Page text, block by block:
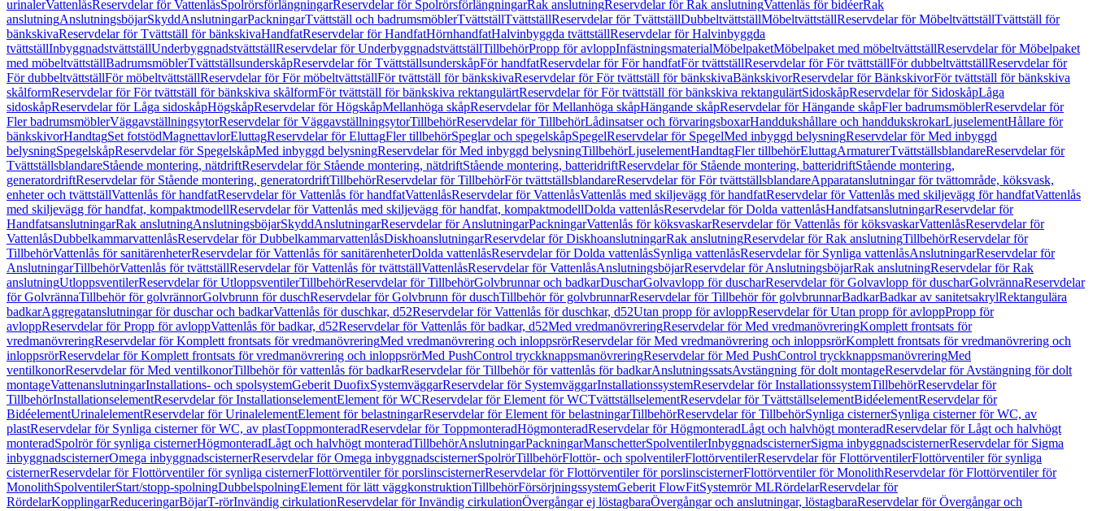
urinalerVattenlåsReservdelar för VattenlåsSpolrörsförlängningarReservdelar för SpolrörsförlängningarRak anslutningReservdelar för Rak anslutningVattenlås för bidéerRak
anslutningAnslutningsböjarSkyddAnslutningarPackningarTvättställ och badrumsmöblerTvättställTvättställReservdelar för TvättställDubbeltvättställMöbeltvättställReservdelar för MöbeltvättställTvättställ för
bänkskivaReservdelar för Tvättställ för bänkskivaHandfatReservdelar för HandfatHörnhandfatHalvinbyggda tvättställReservdelar för Halvinbyggda
tvättställInbyggnadstvättställUnderbyggnadstvättställReservdelar för UnderbyggnadstvättställTillbehörPropp för avloppInfästningsmaterialMöbelpaketMöbelpaket med möbeltvättställReservdelar för Möbelpaket
med möbeltvättställBadrumsmöblerTvättställsunderskåpReservdelar för TvättställsunderskåpFör handfatReservdelar för För handfatFör tvättställReservdelar för För tvättställFör dubbeltvättställReservdelar för
För dubbeltvättställFör möbeltvättställReservdelar för För möbeltvättställFör tvättställ för bänkskivaReservdelar för För tvättställ för bänkskivaBänkskivorReservdelar för BänkskivorFör tvättställ för bänkskiva
skålformReservdelar för För tvättställ för bänkskiva skålformFör tvättställ för bänkskiva rektangulärtReservdelar för För tvättställ för bänkskiva rektangulärtSidoskåpReservdelar för SidoskåpLåga
sidoskåpReservdelar för Låga sidoskåpHögskåpReservdelar för HögskåpMellanhöga skåpReservdelar för Mellanhöga skåpHängande skåpReservdelar för Hängande skåpFler badrumsmöblerReservdelar för
Fler badrumsmöblerVäggavställningsytorReservdelar för VäggavställningsytorTillbehörReservdelar för TillbehörLådinsatser och förvaringsboxarHanddukshållare och handdukskrokarLjuselementHållare för
bänkskivorHandtagSet fotstödMagnettavlorEluttagReservdelar för EluttagFler tillbehörSpeglar och spegelskåpSpegelReservdelar för SpegelMed inbyggd belysningReservdelar för Med inbyggd
belysningSpegelskåpReservdelar för SpegelskåpMed inbyggd belysningReservdelar för Med inbyggd belysningTillbehörLjuselementHandtagFler tillbehörEluttagArmaturerTvättställsblandareReservdelar för
TvättställsblandareStående montering, nätdriftReservdelar för Stående montering, nätdriftStående montering, batteridriftReservdelar för Stående montering, batteridriftStående montering,
generatordriftReservdelar för Stående montering, generatordriftTillbehörReservdelar för TillbehörFör tvättställsblandareReservdelar för För tvättställsblandareApparatanslutningar för tvättområde, köksvask,
enheter och tvättställVattenlås för handfatReservdelar för Vattenlås för handfatVattenlåsReservdelar för VattenlåsVattenlås med skiljevägg för handfatReservdelar för Vattenlås med skiljevägg för handfatVattenlås
med skiljevägg för handfat, kompaktmodellReservdelar för Vattenlås med skiljevägg för handfat, kompaktmodellDolda vattenlåsReservdelar för Dolda vattenlåsHandfatsanslutningarReservdelar för
HandfatsanslutningarRak anslutningAnslutningsböjarSkyddAnslutningarReservdelar för AnslutningarPackningarVattenlås för köksvaskarReservdelar för Vattenlås för köksvaskarVattenlåsReservdelar för
VattenlåsDubbelkammarvattenlåsReservdelar för DubbelkammarvattenlåsDiskhoanslutningarReservdelar för DiskhoanslutningarRak anslutningReservdelar för Rak anslutningTillbehörReservdelar för
TillbehörVattenlås för sanitärenheterReservdelar för Vattenlås för sanitärenheterDolda vattenlåsReservdelar för Dolda vattenlåsSynliga vattenlåsReservdelar för Synliga vattenlåsAnslutningarReservdelar för
AnslutningarTillbehörVattenlås för tvättställReservdelar för Vattenlås för tvättställVattenlåsReservdelar för VattenlåsAnslutningsböjarReservdelar för AnslutningsböjarRak anslutningReservdelar för Rak
anslutningUtloppsventilerReservdelar för UtloppsventilerTillbehörReservdelar för TillbehörGolvbrunnar och badkarDuscharGolvavlopp för duscharReservdelar för Golvavlopp för duscharGolvrännaReservdelar
för GolvrännaTillbehör för golvrännorGolvbrunn för duschReservdelar för Golvbrunn för duschTillbehör för golvbrunnarReservdelar för Tillbehör för golvbrunnarBadkarBadkar av sanitetsakrylRektangulära
badkarAggregatanslutningar för duschar och badkarVattenlås för duschkar, d52Reservdelar för Vattenlås för duschkar, d52Utan propp för avloppReservdelar för Utan propp för avloppPropp för
avloppReservdelar för Propp för avloppVattenlås för badkar, d52Reservdelar för Vattenlås för badkar, d52Med vredmanövreringReservdelar för Med vredmanövreringKomplett frontsats för
vredmanövreringReservdelar för Komplett frontsats för vredmanövreringMed vredmanövrering och inloppsrörReservdelar för Med vredmanövrering och inloppsrörKomplett frontsats för vredmanövrering och
inloppsrörReservdelar för Komplett frontsats för vredmanövrering och inloppsrörMed PushControl tryckknappsmanövreringReservdelar för Med PushControl tryckknappsmanövreringMed
ventilkonorReservdelar för Med ventilkonorTillbehör för vattenlås för badkarReservdelar för Tillbehör för vattenlås för badkarAnslutningssatsAvstängning för dolt montageReservdelar för Avstängning för dolt
montageVattenanslutningarInstallations- och spolsystemGeberit DuofixSystemväggarReservdelar för SystemväggarInstallationssystemReservdelar för InstallationssystemTillbehörReservdelar för
TillbehörInstallationselementReservdelar för InstallationselementElement för WCReservdelar för Element för WCTvättställselementReservdelar för TvättställselementBidéelementReservdelar för
BidéelementUrinalelementReservdelar för UrinalelementElement för belastningarReservdelar för Element för belastningarTillbehörReservdelar för TillbehörSynliga cisternerSynliga cisterner för WC, av
plastReservdelar för Synliga cisterner för WC, av plastToppmonteradReservdelar för ToppmonteradHögmonteradReservdelar för HögmonteradLågt och halvhögt monteradReservdelar för Lågt och halvhögt
monteradSpolrör för synliga cisternerHögmonteradLågt och halvhögt monteradTillbehörAnslutningarPackningarManschetterSpolventilerInbyggnadscisternerSigma inbyggnadscisternerReservdelar för Sigma
inbyggnadscisternerOmega inbyggnadscisternerReservdelar för Omega inbyggnadscisternerSpolrörTillbehörFlottör- och spolventilerFlottörventilerReservdelar för FlottörventilerFlottörventiler för synliga
cisternerReservdelar för Flottörventiler för synliga cisternerFlottörventiler för porslinscisternerReservdelar för Flottörventiler för porslinscisternerFlottörventiler för MonolithReservdelar för Flottörventiler för
MonolithSpolventilerStart/stopp-spolningDubbelspolningElement för lätt väggkonstruktionTillbehörFörsörjningssystemGeberit FlowFitSystemrör MLRördelarReservdelar för
RördelarKopplingarReduceringarBöjarT-rörInvändig cirkulationReservdelar för Invändig cirkulationÖvergångar ej löstagbaraÖvergångar och anslutningar, löstagbaraReservdelar för Övergångar och